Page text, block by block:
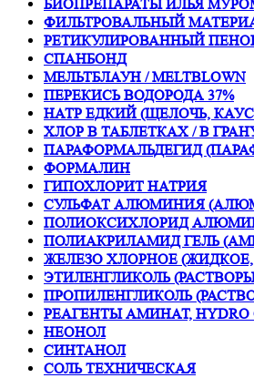
БИОПРЕПАРАТЫ ИЛЬЯ
ФИЛЬТРОВАЛЬНЫЙ
РЕТИКУЛИРОВАННЫЙ
СПАНБОНД
МЕЛЬТБЛАУН / MELTBLOWN
ПЕРЕКИСЬ ВОДОРОДА 37%
НАТР ЕДКИЙ (ЩЕЛОЧЬ,
ХЛОР В ТАБЛЕТКАХ / В
ПАРАФОРМАЛЬДЕГИД
ФОРМАЛИН
ГИПОХЛОРИТ НАТРИЯ
СУЛЬФАТ АЛЮМИНИЯ
ПОЛИОКСИХЛОРИД
ПОЛИАКРИЛАМИД ГЕЛЬ
ЖЕЛЕЗО ХЛОРНОЕ
ЭТИЛЕНГЛИКОЛЬ
ПРОПИЛЕНГЛИКОЛЬ
РЕАГЕНТЫ АМИНАТ, HYDRO
НЕОНОЛ
СИНТАНОЛ
СОЛЬ ТЕХНИЧЕСКАЯ